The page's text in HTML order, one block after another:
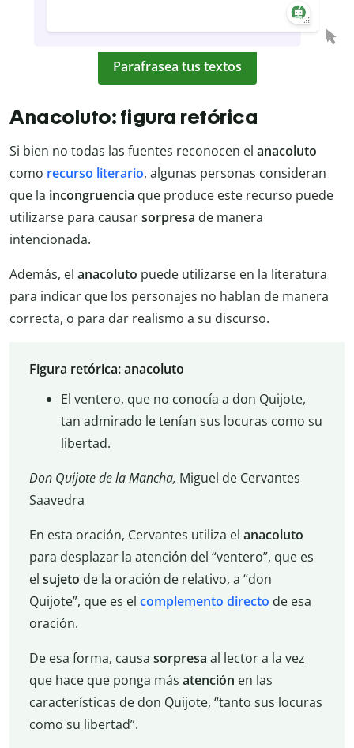
Parafrasea tus textos
Anacoluto: figura retórica
Si bien no todas las fuentes reconocen el anacoluto
como recurso literario, algunas personas consideran
que la incongruencia que produce este recurso puede
utilizarse para causarsorpresa de manera
intencionada.
Además, el anacoluto puede utilizarse en la literatura
para indicar que los personajes no hablan de manera
correcta, o para dar realismo a su discurso.
Figura retórica: anacoluto
El ventero, que no conocía a don Quijote,
tan admirado le tenían sus locuras como su
libertad.
Don Quijote de la Mancha, Miguel de Cervantes
Saavedra
En esta oración, Cervantes utiliza el anacoluto
para desplazar la atención del “ventero”, que es
el sujeto de la oración de relativo, a “don
Quijote”, que es el complemento directo de esa
oración.
De esa forma, causa sorpresa al lector a la vez
que hace que ponga más atención en las
características de don Quijote, “tanto sus locuras
como su libertad”.